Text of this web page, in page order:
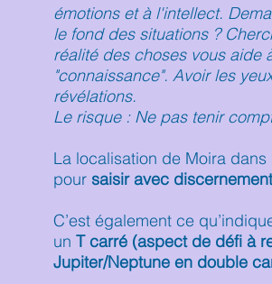
émotions et à l'intellect.
le fond des situations ?
réalité des choses vous aide
"connaissance". Avoir les
révélations.
Le risque : Ne pas tenir
La localisation de Moira
pour saisir avec
C’est également ce
un T carré (aspect de défi à
Jupiter/Neptune en double